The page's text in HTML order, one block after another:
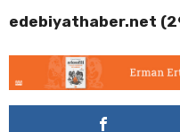
edebiyathaber.net